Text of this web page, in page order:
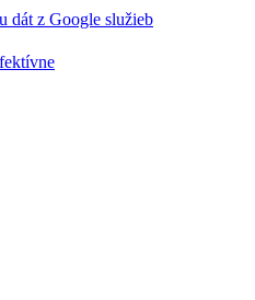
dát z Google služieb